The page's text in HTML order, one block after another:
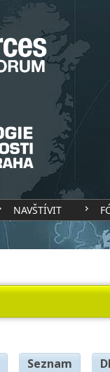
NAVŠTÍVIT
Seznam